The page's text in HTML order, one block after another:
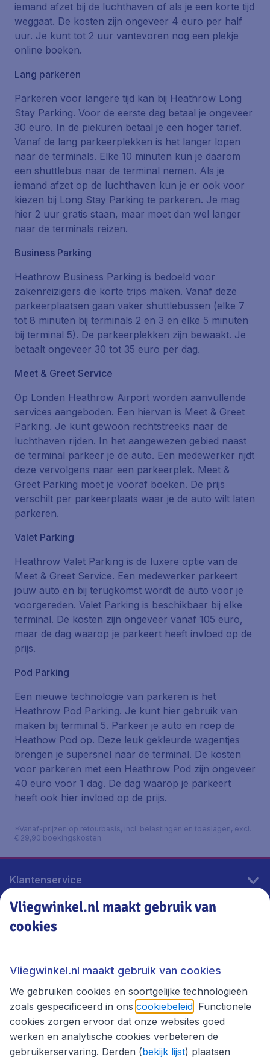
iemand afzet bij de luchthaven of als je een korte tijd
weggaat. De kosten zijn ongeveer 4 euro per half
uur. Je kunt tot 2 uur vantevoren nog een plekje
online boeken.
Lang parkeren
Parkeren voor langere tijd kan bij Heathrow Long
Stay Parking. Voor de eerste dag betaal je ongeveer
30 euro. In de piekuren betaal je een hoger tarief.
Vanaf de lang parkeerplekken is het langer lopen
naar de terminals. Elke 10 minuten kun je daarom
een shuttlebus naar de terminal nemen. Als je
iemand afzet op de luchthaven kun je er ook voor
kiezen bij Long Stay Parking te parkeren. Je mag
hier 2 uur gratis staan, maar moet dan wel langer
naar de terminals reizen.
Business Parking
Heathrow Business Parking is bedoeld voor
zakenreizigers die korte trips maken. Vanaf deze
parkeerplaatsen gaan vaker shuttlebussen (elke 7
tot 8 minuten bij terminals 2 en 3 en elke 5 minuten
bij terminal 5). De parkeerplekken zijn bewaakt. Je
betaalt ongeveer 30 tot 35 euro per dag.
Meet & Greet Service
Op Londen Heathrow Airport worden aanvullende
services aangeboden. Een hiervan is Meet & Greet
Parking. Je kunt gewoon rechtstreeks naar de
luchthaven rijden. In het aangewezen gebied naast
de terminal parkeer je de auto. Een medewerker rijdt
deze vervolgens naar een parkeerplek. Meet &
Greet Parking moet je vooraf boeken. De prijs
verschilt per parkeerplaats waar je de auto wilt laten
parkeren.
Valet Parking
Heathrow Valet Parking is de luxere optie van de
Meet & Greet Service. Een medewerker parkeert
jouw auto en bij terugkomst wordt de auto voor je
voorgereden. Valet Parking is beschikbaar bij elke
terminal. De kosten zijn ongeveer vanaf 105 euro,
maar de dag waarop je parkeert heeft invloed op de
prijs.
Pod Parking
Een nieuwe technologie van parkeren is het
Heathrow Pod Parking. Je kunt hier gebruik van
maken bij terminal 5. Parkeer je auto en roep de
Heathow Pod op. Deze leuk gekleurde wagentjes
brengen je supersnel naar de terminal. De kosten
voor parkeren met een Heathrow Pod zijn ongeveer
40 euro voor 1 dag. De dag waarop je parkeert
heeft ook hier invloed op de prijs.
*Vanaf-prijzen op retourbasis, incl. belastingen en toeslagen, excl.
€ 29,90 boekingskosten.
Klantenservice
Vliegwinkel.nl
Thema's
Vliegwinkel.nl maakt gebruik van
cookies
Vliegwinkel.nl maakt gebruik van cookies
We gebruiken cookies en soortgelijke technologieën
zoals gespecificeerd in ons cookiebeleid . Functionele
cookies zorgen ervoor dat onze websites goed
werken en analytische cookies verbeteren de
gebruikerservaring. Derden (bekijk lijst) plaatsen